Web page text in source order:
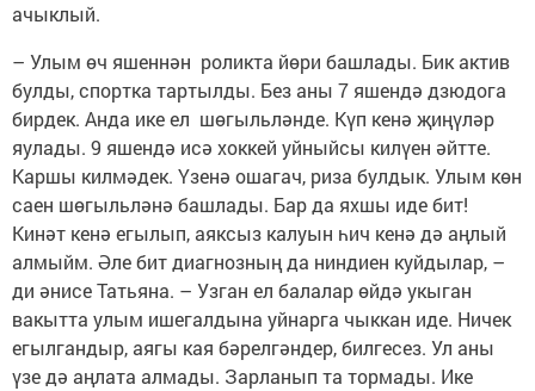
ачыклый.
– Улым өч яшеннән роликта йөри башлады. Бик актив
булды, спортка тартылды. Без аны 7 яшендә дзюдога
бирдек. Анда ике ел шөгыльләнде. Күп кенә җиңүләр
яулады. 9 яшендә исә хоккей уйныйсы килүен әйтте.
Каршы килмәдек. Үзенә ошагач, риза булдык. Улым көн
саен шөгыльләнә башлады. Бар да яхшы иде бит!
Кинәт кенә егылып, аяксыз калуын һич кенә дә аңлый
алмыйм. Әле бит диагнозның да ниндиен куйдылар, –
ди әнисе Татьяна. – Узган ел балалар өйдә укыган
вакытта улым ишегалдына уйнарга чыккан иде. Ничек
егылгандыр, аягы кая бәрелгәндер, билгесез. Ул аны
үзе дә аңлата алмады. Зарланып та тормады. Ике